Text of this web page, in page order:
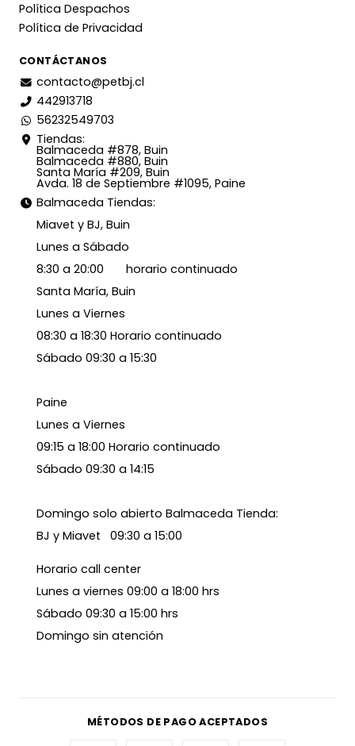
Política Despachos
Política de Privacidad
CONTÁCTANOS
contacto@petbj.cl
442913718
56232549703
Tiendas:
Balmaceda #878, Buin
Balmaceda #880, Buin
Santa María #209, Buin
Avda. 18 de Septiembre #1095, Paine
Balmaceda Tiendas:
Miavet y BJ, Buin
Lunes a Sábado
8:30 a 20:00 horario continuado
Santa María, Buin
Lunes a Viernes
08:30 a 18:30 Horario continuado
Sábado 09:30 a 15:30
Paine
Lunes a Viernes
09:15 a 18:00 Horario continuado
Sábado 09:30 a 14:15
Domingo solo abierto Balmaceda Tienda:
BJ y Miavet 09:30 a 15:00
Horario call center
Lunes a viernes 09:00 a 18:00 hrs
Sábado 09:30 a 15:00 hrs
Domingo sin atención
MÉTODOS DE PAGO ACEPTADOS